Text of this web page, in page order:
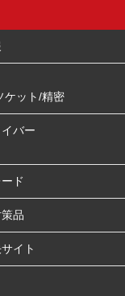
ケット/精密
バー
ド
品
イト